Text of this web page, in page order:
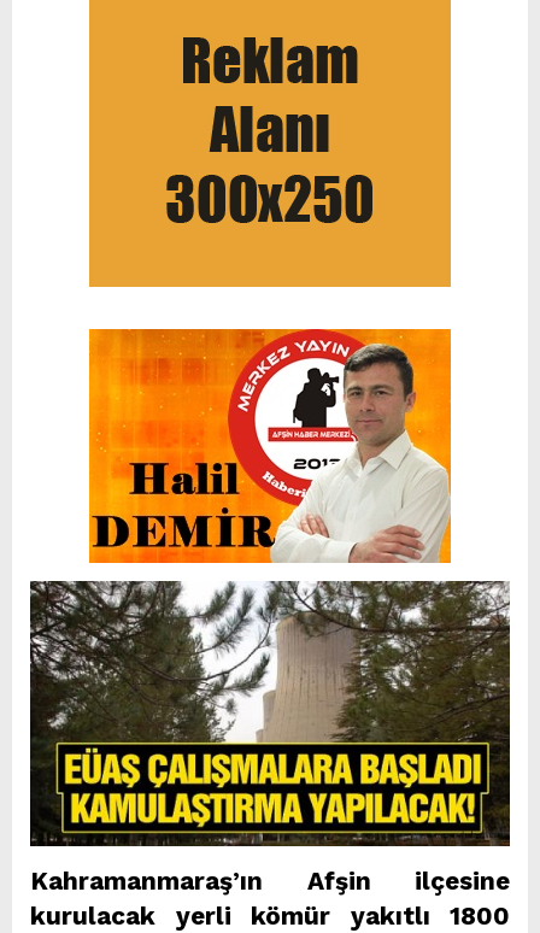
Kahramanmaraş’ın Afşin ilçesine
kurulacak yerli kömür yakıtlı 1800